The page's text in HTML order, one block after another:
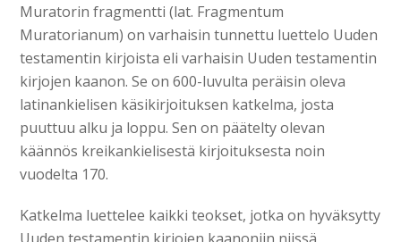
Muratorin fragmentti (lat. Fragmentum
Muratorianum) on varhaisin tunnettu luettelo Uuden
testamentin kirjoista eli varhaisin Uuden testamentin
kirjojen kaanon. Se on 600-luvulta peräisin oleva
latinankielisen käsikirjoituksen katkelma, josta
puuttuu alku ja loppu. Sen on päätelty olevan
käännös kreikankielisestä kirjoituksesta noin
vuodelta 170.
Katkelma luettelee kaikki teokset, jotka on hyväksytty